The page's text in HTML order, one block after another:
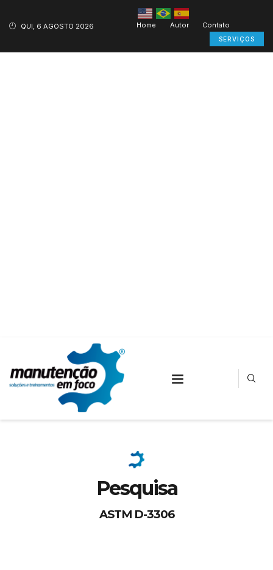
QUI, 6 AGOSTO 2026 Home Autor Contato
SERVIÇOS
Pesquisa
ASTM D-3306